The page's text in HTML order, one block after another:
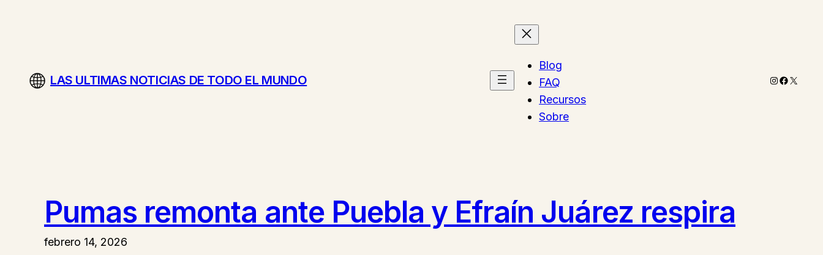
LAS ULTIMAS NOTICIAS DE TODO EL MUNDO
Blog
FAQ
Recursos
Sobre
Instagram
X
Pumas remonta ante Puebla y Efraín Juárez respira
febrero 14, 2026